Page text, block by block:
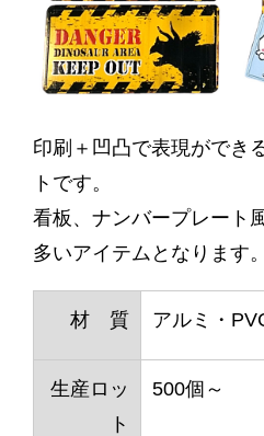
印刷＋凹凸で表現ができ
トです。
看板、ナンバープレート
多いアイテムとなります。
材 質 アルミ・
生産ロッ
ト
500個～